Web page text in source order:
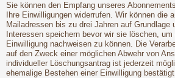
Sie können den Empfang unseres
Ihre Einwilligungen widerrufen. Wir können die
Mailadressen bis zu drei Jahren auf Grundlage
Interessen speichern bevor wir sie löschen,
Einwilligung nachweisen zu können. Die
auf den Zweck einer möglichen Abwehr von
individueller Löschungsantrag ist jederzeit
ehemalige Bestehen einer Einwilligung bestätigt